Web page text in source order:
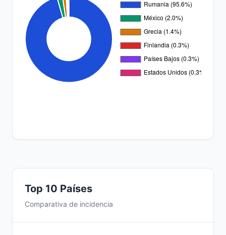
Top 10 Países
Comparativa de incidencia